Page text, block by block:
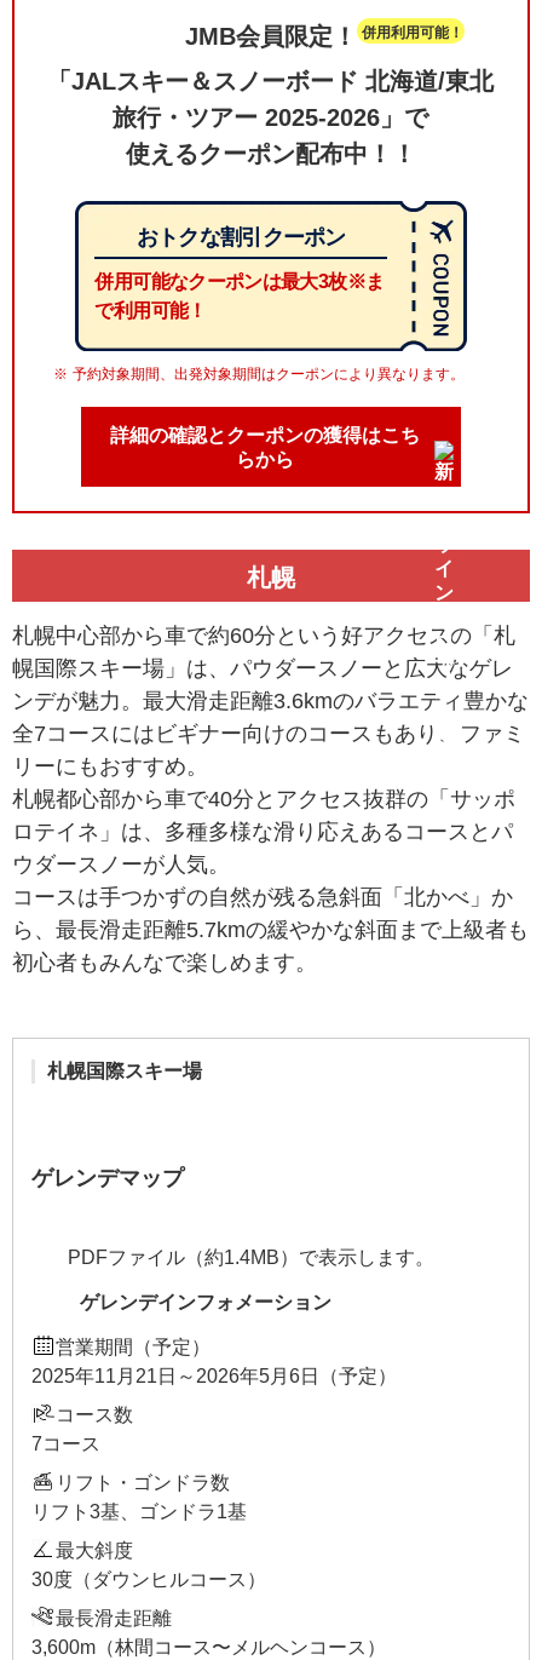
JMB会員限定！ 併用利用可能！
「JALスキー＆スノーボード 北海道/東北
旅行・ツアー 2025-2026」で
使えるクーポン配布中！！
おトクな割引クーポン
併用可能なクーポンは最大3枚※ま
で利用可能！
予約対象期間、出発対象期間はクーポンにより異なります。
詳細の確認とクーポンの獲得はこち
らから
札幌
札幌中心部から車で約60分という好アクセスの「札
幌国際スキー場」は、パウダースノーと広大なゲレ
ンデが魅力。最大滑走距離3.6kmのバラエティ豊かな
全7コースにはビギナー向けのコースもあり、ファミ
リーにもおすすめ。
札幌都心部から車で40分とアクセス抜群の「サッポ
ロテイネ」は、多種多様な滑り応えあるコースとパ
ウダースノーが人気。
コースは手つかずの自然が残る急斜面「北かべ」か
ら、最長滑走距離5.7kmの緩やかな斜面まで上級者も
初心者もみんなで楽しめます。
札幌国際スキー場
ゲレンデマップ
PDFファイル（約1.4MB）で表示します。
ゲレンデインフォメーション
営業期間（予定）
2025年11月21日～2026年5月6日（予定）
コース数
7コース
リフト・ゴンドラ数
リフト3基、ゴンドラ1基
最大斜度
30度（ダウンヒルコース）
最長滑走距離
3,600m（林間コース〜メルヘンコース）